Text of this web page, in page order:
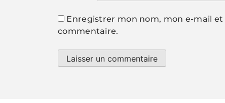
Enregistrer mon nom, mon e-mail
commentaire.